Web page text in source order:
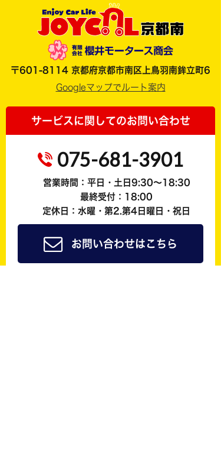
〒601-8114 京都府京都市南区上鳥羽南鉾立町6
Googleマップでルート案内
サービスに関してのお問い合わせ
075-681-3901
営業時間：平日・土日9:30～18:30
最終受付：18:00
定休日：水曜・第2.第4日曜日・祝日
お問い合わせはこちら